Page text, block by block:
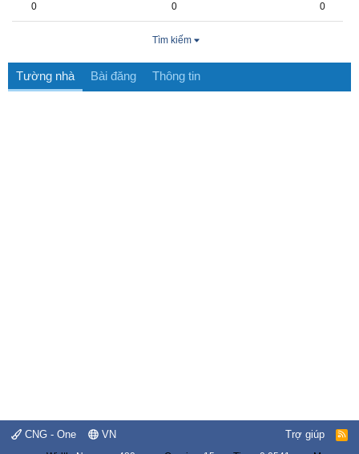
0 0 0
Tìm kiếm
Tường nhà Bài đăng Thông tin
CNG - One VN Trợ giúp
R